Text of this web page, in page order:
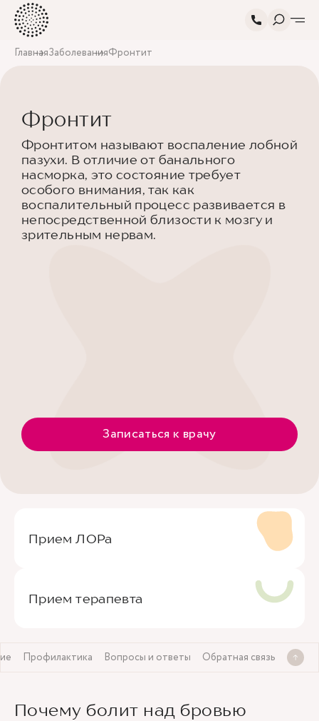
ГлавнаяЗаболеванияФронтит
Фронтит
Фронтитом называют воспаление лобной
пазухи. В отличие от банального
насморка, это состояние требует
особого внимания, так как
воспалительный процесс развивается в
непосредственной близости к мозгу и
зрительным нервам.
Записаться к врачу
Прием ЛОРа
Прием терапевта
Профилактика Вопросы и ответы Обратная связь
Почему болит над бровью